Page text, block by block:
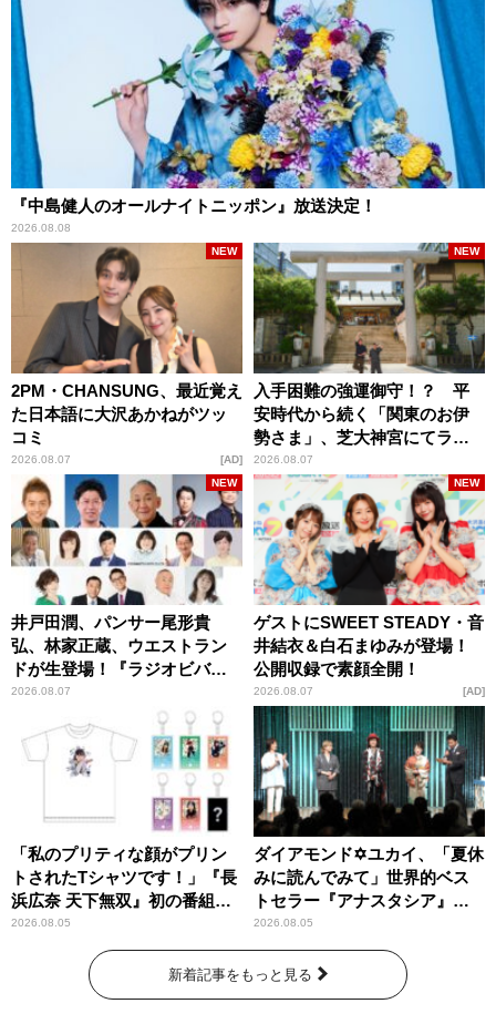
『中島健人のオールナイトニッポン』放送決定！
2026.08.08
2PM・CHANSUNG、最近覚え
た日本語に大沢あかねがツッ
コミ
2026.08.07
NEW
AD
入手困難の強運御守！？ 平
安時代から続く「関東のお伊
勢さま」、芝大神宮にてラン
パンプスが合格祈願！
2026.08.07
NEW
井戸田潤、パンサー尾形貴
弘、林家正蔵、ウエストラン
ドが生登場！『ラジオビバリ
ー昼ズ』
2026.08.07
NEW
ゲストにSWEET STEADY・音
井結衣＆白石まゆみが登場！
公開収録で素顔全開！
2026.08.07
NEW
AD
「私のプリティな顔がプリン
トされたTシャツです！」『長
浜広奈 天下無双』初の番組グ
ッズ発売
2026.08.05
ダイアモンド✡ユカイ、「夏休
みに読んでみて」世界的ベス
トセラー『アナスタシア』を
紹介
2026.08.05
新着記事をもっと見る